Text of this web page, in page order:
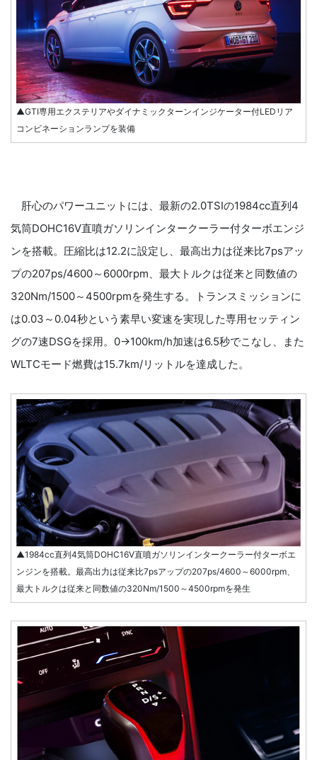
▲GTI専用エクステリアやダイナミックターンインジケーター付LEDリア
コンビネーションランプを装備
肝心のパワーユニットには、最新の2.0TSIの1984cc直列4
気筒DOHC16V直噴ガソリンインタークーラー付ターボエンジ
ンを搭載。圧縮比は12.2に設定し、最高出力は従来比7psアッ
プの207ps/4600～6000rpm、最大トルクは従来と同数値の
320Nm/1500～4500rpmを発生する。トランスミッションに
は0.03～0.04秒という素早い変速を実現した専用セッティン
グの7速DSGを採用。0→100km/h加速は6.5秒でこなし、また
WLTCモード燃費は15.7km/リットルを達成した。
▲1984cc直列4気筒DOHC16V直噴ガソリンインタークーラー付ターボエ
ンジンを搭載。最高出力は従来比7psアップの207ps/4600～6000rpm、
最大トルクは従来と同数値の320Nm/1500～4500rpmを発生